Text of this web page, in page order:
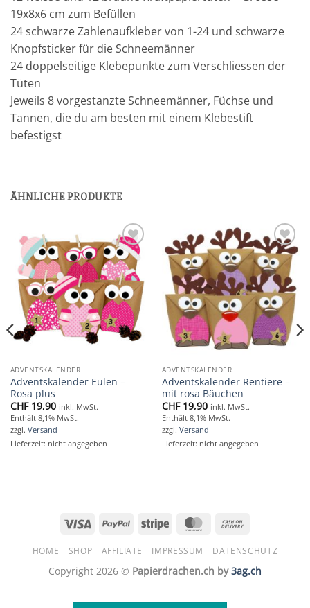
19x8x6 cm zum Befüllen
24 schwarze Zahlenaufkleber von 1-24 und schwarze
Knopfsticker für die Schneemänner
24 doppelseitige Klebepunkte zum Verschliessen der
Tüten
Jeweils 8 vorgestanzte Schneemänner, Füchse und
Tannen, die du am besten mit einem Klebestift
befestigst
ÄHNLICHE PRODUKTE
Add to
wishlist
ADVENTSKALENDER
Adventskalender Eulen –
Rosa plus
CHF19,90 inkl. MwSt.
Enthält 8,1% MwSt.
zzgl. Versand
Lieferzeit: nicht angegeben
Add to
wishlist
ADVENTSKALENDER
Adventskalender Rentiere –
mit rosa Bäuchen
CHF19,90 inkl. MwSt.
Enthält 8,1% MwSt.
zzgl. Versand
Lieferzeit: nicht angegeben
Visa PayPal Stripe MasterCard
Delivery
HOME SHOP AFFILIATE IMPRESSUM DATENSCHUTZ
Copyright 2026 © Papierdrachen.ch by3ag.ch